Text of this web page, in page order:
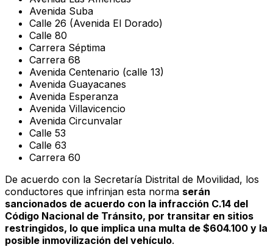
Avenida Suba
Calle 26 (Avenida El Dorado)
Calle 80
Carrera Séptima
Carrera 68
Avenida Centenario (calle 13)
Avenida Guayacanes
Avenida Esperanza
Avenida Villavicencio
Avenida Circunvalar
Calle 53
Calle 63
Carrera 60
De acuerdo con la Secretaría Distrital de Movilidad, los
conductores que infrinjan esta norma serán
sancionados de acuerdo con la infracción C.14 del
Código Nacional de Tránsito, por transitar en sitios
restringidos, lo que implica una multa de $604.100 y la
posible inmovilización del vehículo.